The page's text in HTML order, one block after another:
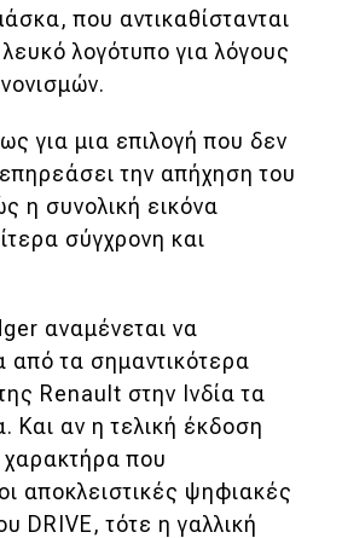
που αντικαθίστανται
λογότυπο για λόγους
για μια επιλογή που δεν
την απήχηση του
η συνολική εικόνα
σύγχρονη και
αναμένεται να
από τα σημαντικότερα
Renault στην Ινδία τα
Και αν η τελική έκδοση
χαρακτήρα που
αποκλειστικές ψηφιακές
DRIVE, τότε η γαλλική